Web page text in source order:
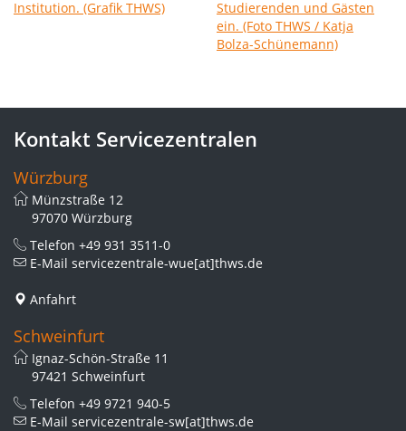
Kontakt Servicezentralen
Würzburg
Münzstraße 12
97070 Würzburg
Telefon +49 931 3511-0
E-Mail servicezentrale-wue[at]thws.de
Anfahrt
Schweinfurt
Ignaz-Schön-Straße 11
97421 Schweinfurt
Telefon +49 9721 940-5
E-Mail servicezentrale-sw[at]thws.de